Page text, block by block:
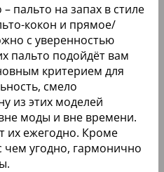
пальто на запах в стиле
кокон и прямое/
с уверенностью
пальто подойдёт вам
критерием для
смело
из этих моделей
моды и вне времени.
ежегодно. Кроме
чем угодно, гармонично